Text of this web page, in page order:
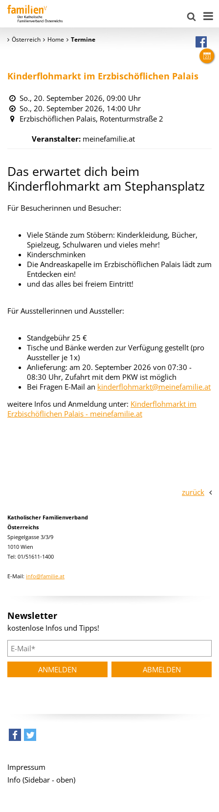
Österreich Home Termine
Kinderflohmarkt im Erzbischöflichen Palais
So., 20. September 2026, 09:00 Uhr
So., 20. September 2026, 14:00 Uhr
Erzbischöflichen Palais, Rotenturmstraße 2
Veranstalter: meinefamilie.at
Das erwartet dich beim
Kinderflohmarkt am Stephansplatz
Für Besucherinnen und Besucher:
Viele Stände zum Stöbern: Kinderkleidung, Bücher,
Spielzeug, Schulwaren und vieles mehr!
Kinderschminken
Die Andreaskapelle im Erzbischöflichen Palais lädt zum
Entdecken ein!
und das alles bei freiem Eintritt!
Für Ausstellerinnen und Aussteller:
Standgebühr 25 €
Tische und Bänke werden zur Verfügung gestellt (pro
Aussteller je 1x)
Anlieferung: am 20. September 2026 von 07:30 -
08:30 Uhr, Zufahrt mit dem PKW ist möglich
Bei Fragen E-Mail an kinderflohmarkt@meinefamilie.at
weitere Infos und Anmeldung unter: Kinderflohmarkt im
Erzbischöflichen Palais - meinefamilie.at
zurück
Katholischer Familienverband
Österreichs
Spiegelgasse 3/3/9
1010 Wien
Tel: 01/51611-1400
E-Mail: info@familie.at
Newsletter
kostenlose Infos und Tipps!
Impressum
Info (Sidebar - oben)